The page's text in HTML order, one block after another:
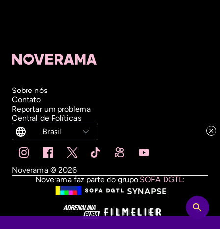
Sobre nós
Contato
Reportar um problema
Central de Políticas
Brasil
Noverama © 2026
Noverama faz parte do grupo SOFA DGTL: